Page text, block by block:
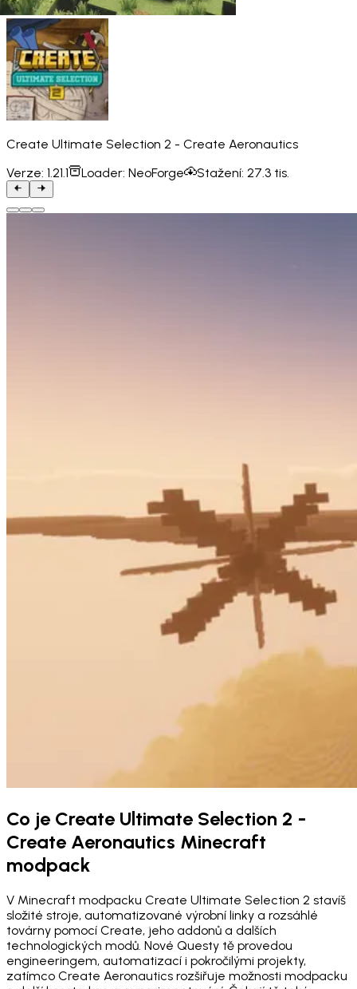
Create Ultimate Selection 2 - Create Aeronautics
Verze: 1.21.1 Loader: NeoForge Stažení: 27.3 tis.
Co je Create Ultimate Selection 2 -
Create Aeronautics Minecraft
modpack
V Minecraft modpacku Create Ultimate Selection 2 stavíš
složité stroje, automatizované výrobní linky a rozsáhlé
továrny pomocí Create, jeho addonů a dalších
technologických modů. Nové Questy tě provedou
engineeringem, automatizací i pokročilými projekty,
zatímco Create Aeronautics rozšiřuje možnosti modpacku